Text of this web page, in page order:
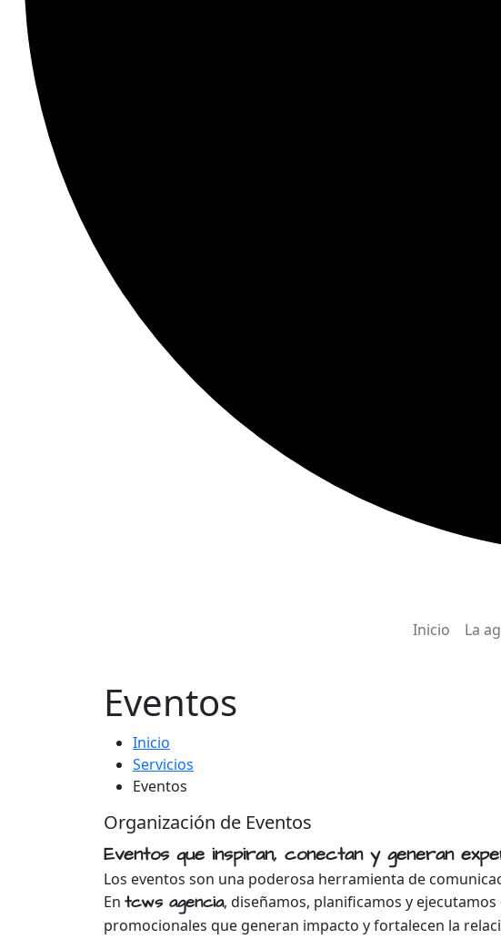
Inicio La
Eventos
Inicio
Servicios
Eventos
Organización de Eventos
Eventos que inspiran, conectan y generan
Los eventos son una poderosa herramienta de
En tcws agencia, diseñamos, planificamos y
promocionales que generan impacto y fortalecen la